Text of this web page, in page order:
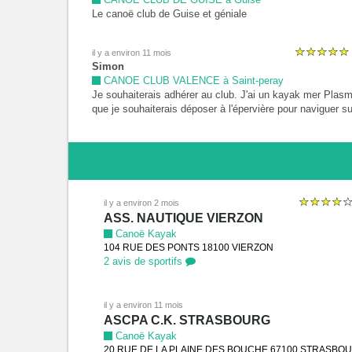
Le canoë club de Guise et géniale
il y a environ 11 mois
Simon
CANOE CLUB VALENCE à Saint-peray
Je souhaiterais adhérer au club. J'ai un kayak mer
que je souhaiterais déposer à l'épervière pour naviguer
il y a environ 2 mois
ASS. NAUTIQUE VIERZON
Canoë Kayak
104 RUE DES PONTS 18100 VIERZON
2 avis de sportifs
il y a environ 11 mois
ASCPA C.K. STRASBOURG
Canoë Kayak
20 RUE DE LA PLAINE DES BOUCHE 67100